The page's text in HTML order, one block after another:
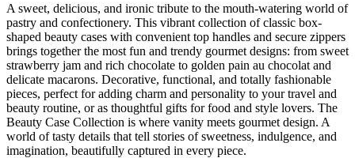
A sweet, delicious, and ironic tribute to the mouth-watering world of
pastry and confectionery. This vibrant collection of classic box-
shaped beauty cases with convenient top handles and secure zippers
brings together the most fun and trendy gourmet designs: from sweet
strawberry jam and rich chocolate to golden pain au chocolat and
delicate macarons. Decorative, functional, and totally fashionable
pieces, perfect for adding charm and personality to your travel and
beauty routine, or as thoughtful gifts for food and style lovers. The
Beauty Case Collection is where vanity meets gourmet design. A
world of tasty details that tell stories of sweetness, indulgence, and
imagination, beautifully captured in every piece.